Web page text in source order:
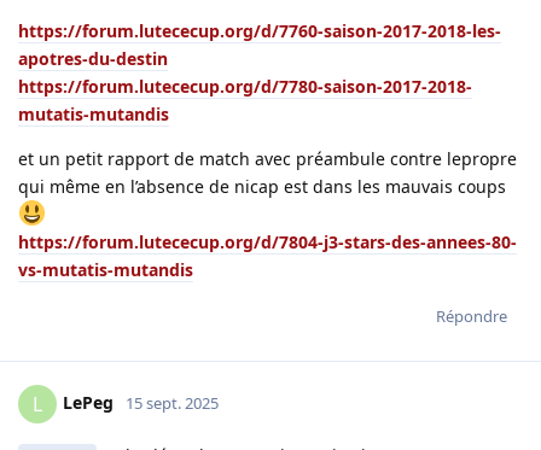
https://forum.lutececup.org/d/7760-saison-2017-2018-les-
apotres-du-destin
https://forum.lutececup.org/d/7780-saison-2017-2018-
mutatis-mutandis
et un petit rapport de match avec préambule contre lepropre
qui même en l’absence de nicap est dans les mauvais coups
https://forum.lutececup.org/d/7804-j3-stars-des-annees-80-
vs-mutatis-mutandis
Répondre
L LePeg 15 sept. 2025